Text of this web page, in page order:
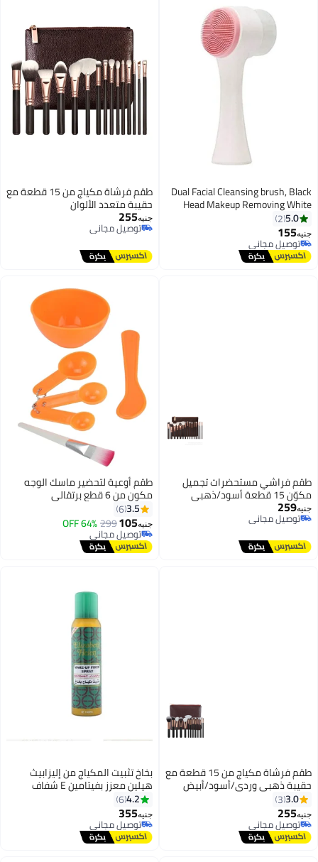
Dual Facial Cleansing brush, Black
Head Makeup Removing White
5.0
2
جنيه155
توصيل مجاني
توصيل مجاني
طقم فرشاة مكياج من 15 قطعة مع
حقيبة متعدد الألوان
جنيه255
توصيل مجاني
توصيل مجاني
طقم فراشي مستحضرات تجميل
مكوّن 15 قطعة أسود/ذهبي
جنيه259
توصيل مجاني
توصيل مجاني
طقم أوعية لتحضير ماسك الوجه
مكون من 6 قطع برتقالي
3.5
6
جنيه105
299
64% OFF
توصيل مجاني
توصيل مجاني
طقم فرشاة مكياج من 15 قطعة مع
حقيبة ذهبي وردي/أسود/أبيض
3.0
3
جنيه255
توصيل مجاني
توصيل مجاني
بخاخ تثبيت المكياج من إليزابيث
هيلين معزز بفيتامين E شفاف
4.2
6
جنيه355
توصيل مجاني
توصيل مجاني